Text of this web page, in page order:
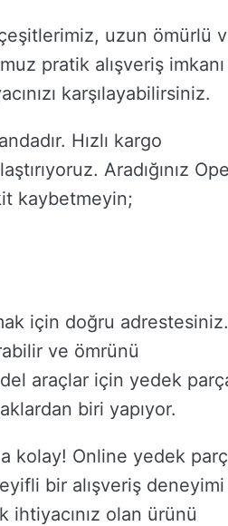
uzun ömürlü
pratik alışveriş imkanı
karşılayabilirsiniz.
Hızlı kargo
Aradığınız
kaybetmeyin;
için doğru adrestesiniz.
ve ömrünü
araçlar için yedek
biri yapıyor.
kolay! Online yedek
bir alışveriş deneyimi
ihtiyacınız olan ürünü